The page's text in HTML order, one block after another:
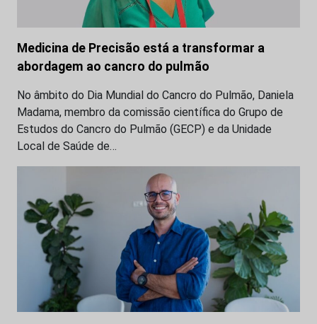
Medicina de Precisão está a transformar a
abordagem ao cancro do pulmão
No âmbito do Dia Mundial do Cancro do Pulmão, Daniela
Madama, membro da comissão científica do Grupo de
Estudos do Cancro do Pulmão (GECP) e da Unidade
Local de Saúde de…